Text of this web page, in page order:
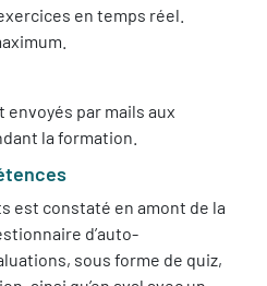
en temps réel.
par mails aux
la formation.
est constaté en amont de la
d’auto-
sous forme de quiz,